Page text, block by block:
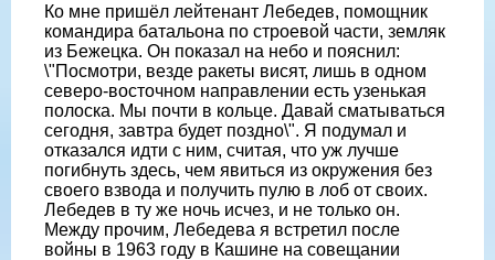
Ко мне пришёл лейтенант Лебедев, помощник
командира батальона по строевой части, земляк
из Бежецка. Он показал на небо и пояснил:
\"Посмотри, везде ракеты висят, лишь в одном
северо-восточном направлении есть узенькая
полоска. Мы почти в кольце. Давай сматываться
сегодня, завтра будет поздно\". Я подумал и
отказался идти с ним, считая, что уж лучше
погибнуть здесь, чем явиться из окружения без
своего взвода и получить пулю в лоб от своих.
Лебедев в ту же ночь исчез, и не только он.
Между прочим, Лебедева я встретил после
войны в 1963 году в Кашине на совещании